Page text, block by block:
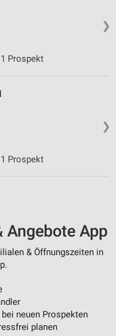
❯
Prospekt
❯
Prospekt
Angebote App
& Öffnungszeiten in
neuen Prospekten
planen